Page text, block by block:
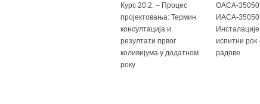
Курс 20.2. – Процес
пројектовања: Термин
консултација и
резултати првог
коливијума у додатном
року
ОАСА-35050
ИАСА-35050
испитни рок
радове